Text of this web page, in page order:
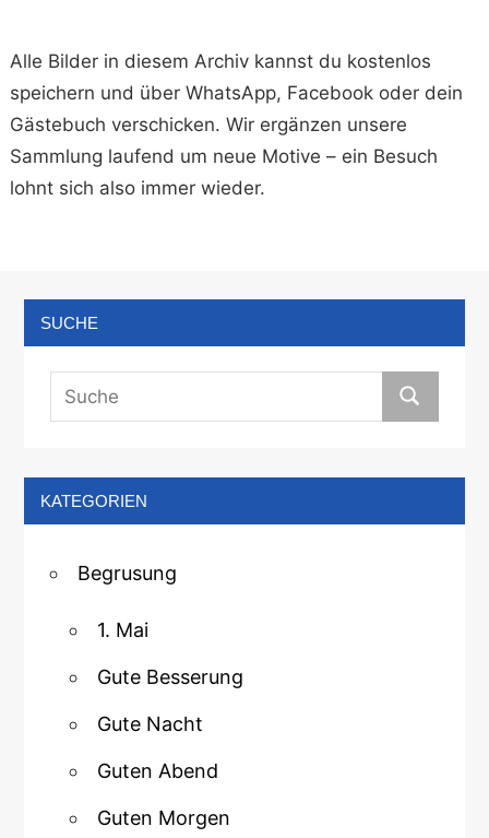
Alle Bilder in diesem Archiv kannst du kostenlos
speichern und über WhatsApp, Facebook oder dein
Gästebuch verschicken. Wir ergänzen unsere
Sammlung laufend um neue Motive – ein Besuch
lohnt sich also immer wieder.
SUCHE
KATEGORIEN
Begrusung
1. Mai
Gute Besserung
Gute Nacht
Guten Abend
Guten Morgen